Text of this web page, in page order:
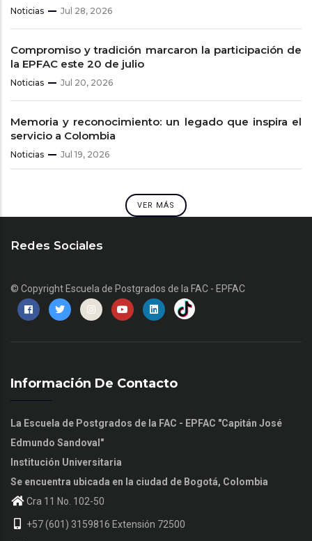
Noticias Jul 28, 2026
Compromiso y tradición marcaron la participación de
la EPFAC este 20 de julio
Noticias Jul 20, 2026
Memoria y reconocimiento: un legado que inspira el
servicio a Colombia
Noticias Jul 19, 2026
VER MÁS
Redes Sociales
© Copyright Escuela de Postgrados de la FAC - EPFAC
Información De Contacto
La Escuela de Postgrados de la FAC - EPFAC "Capitán José
Edmundo Sandoval"
Institución Universitaria
Se encuentra ubicada en la ciudad de Bogotá, Colombia
Cra 11 No. 102-50
+57 (601) 3159816 Extensión 72500